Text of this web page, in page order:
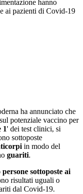
hanno
ai pazienti di Covid-19
ha annunciato che
sul potenziale vaccino per
1' dei test clinici, si
sottoposte
in modo del
guariti.
persone sottoposte ai
risultati uguali o
dal Covid-19.